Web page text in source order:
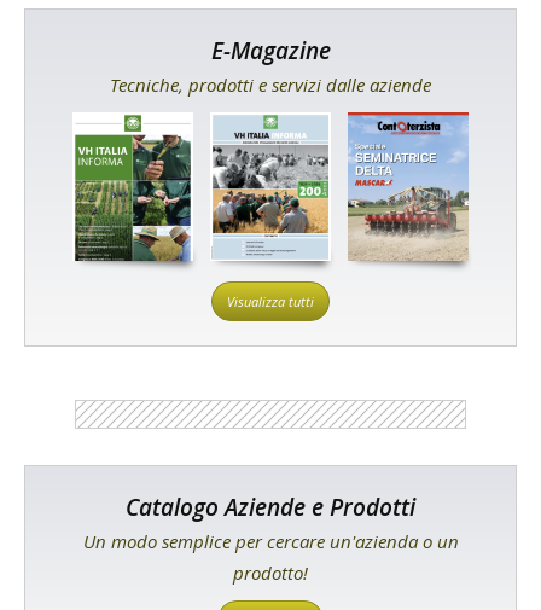
E-Magazine
Tecniche, prodotti e servizi dalle aziende
Visualizza tutti
Catalogo Aziende e Prodotti
Un modo semplice per cercare un'azienda o un
prodotto!